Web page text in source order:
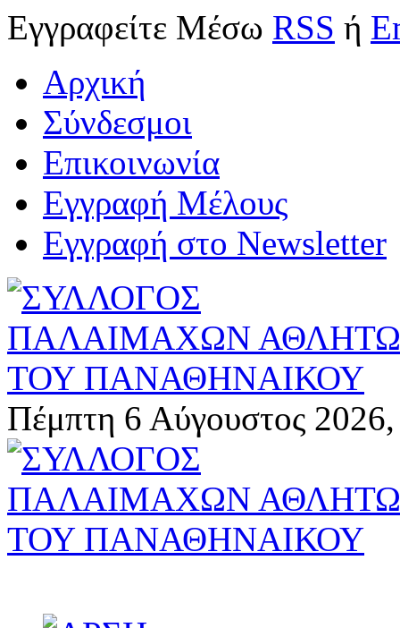
Εγγραφείτε Μέσω RSS ή
Αρχική
Σύνδεσμοι
Επικοινωνία
Εγγραφή Μέλους
Εγγραφή στο Newsletter
Πέμπτη 6 Αύγουστος